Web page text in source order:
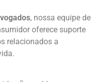
, nossa equipe de
oferece suporte
relacionados a